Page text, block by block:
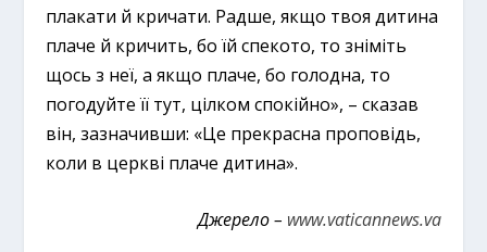
плакати й кричати. Радше, якщо твоя дитина
плаче й кричить, бо їй спекото, то зніміть
щось з неї, а якщо плаче, бо голодна, то
погодуйте її тут, цілком спокійно», – сказав
він, зазначивши: «Це прекрасна проповідь,
коли в церкві плаче дитина».
Джерело – www.vaticannews.va